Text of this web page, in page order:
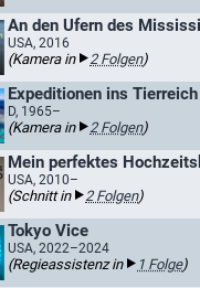
An den Ufern des
USA, 2016
(Kamera in 2 Folgen)
Expeditionen ins
D, 1965–
(Kamera in 2 Folgen)
Mein perfektes
USA, 2010–
(Schnitt in 2 Folgen)
Tokyo Vice
USA, 2022–2024
(Regieassistenz in 1 Folge)